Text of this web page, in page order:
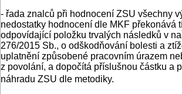
- řada znalců při hodnocení ZSU všechny
nedostatky hodnocení dle MKF překonává
odpovídající položku trvalých následků v
276/2015 Sb., o odškodňování bolesti a
uplatnění způsobené pracovním úrazem
z povolání, a dopočítá příslušnou částku a
náhradu ZSU dle metodiky.